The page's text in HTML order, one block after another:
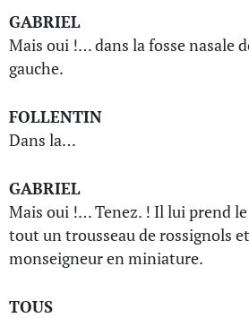
GABRIEL
Mais oui !… dans la fosse nasale
gauche.
FOLLENTIN
Dans la…
GABRIEL
Mais oui !… Tenez. ! Il lui prend
tout un trousseau de rossignols
monseigneur en miniature.
TOUS